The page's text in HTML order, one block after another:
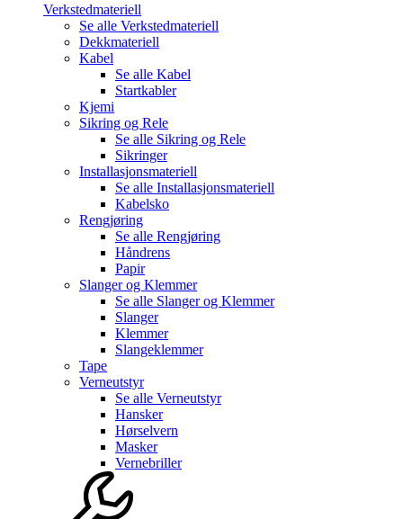
Verkstedmateriell
Se alle Verkstedmateriell
Dekkmateriell
Kabel
Se alle Kabel
Startkabler
Kjemi
Sikring og Rele
Se alle Sikring og Rele
Sikringer
Installasjonsmateriell
Se alle Installasjonsmateriell
Kabelsko
Rengjøring
Se alle Rengjøring
Håndrens
Papir
Slanger og Klemmer
Se alle Slanger og Klemmer
Slanger
Klemmer
Slangeklemmer
Tape
Verneutstyr
Se alle Verneutstyr
Hansker
Hørselvern
Masker
Vernebriller